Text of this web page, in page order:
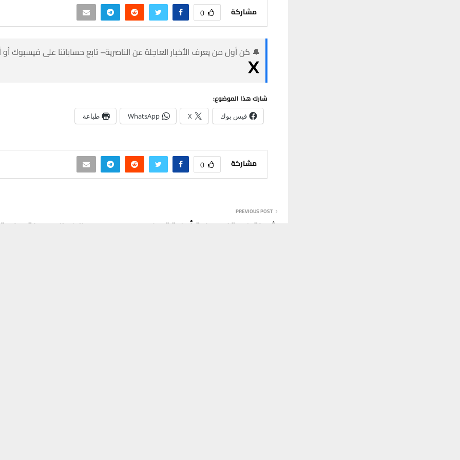
مشاركة 0
🔔 كن أول من يعرف الأخبار العاجلة عن الناصرية– تابع حساباتنا على فيسبوك
شارك هذا الموضوع:
فيس بوك X
WhatsApp طباعة
مشاركة 0
PREVIOUS POST
شرطة ذي قار: عملية أمنية تسفر عن هالاند الاب يعلق